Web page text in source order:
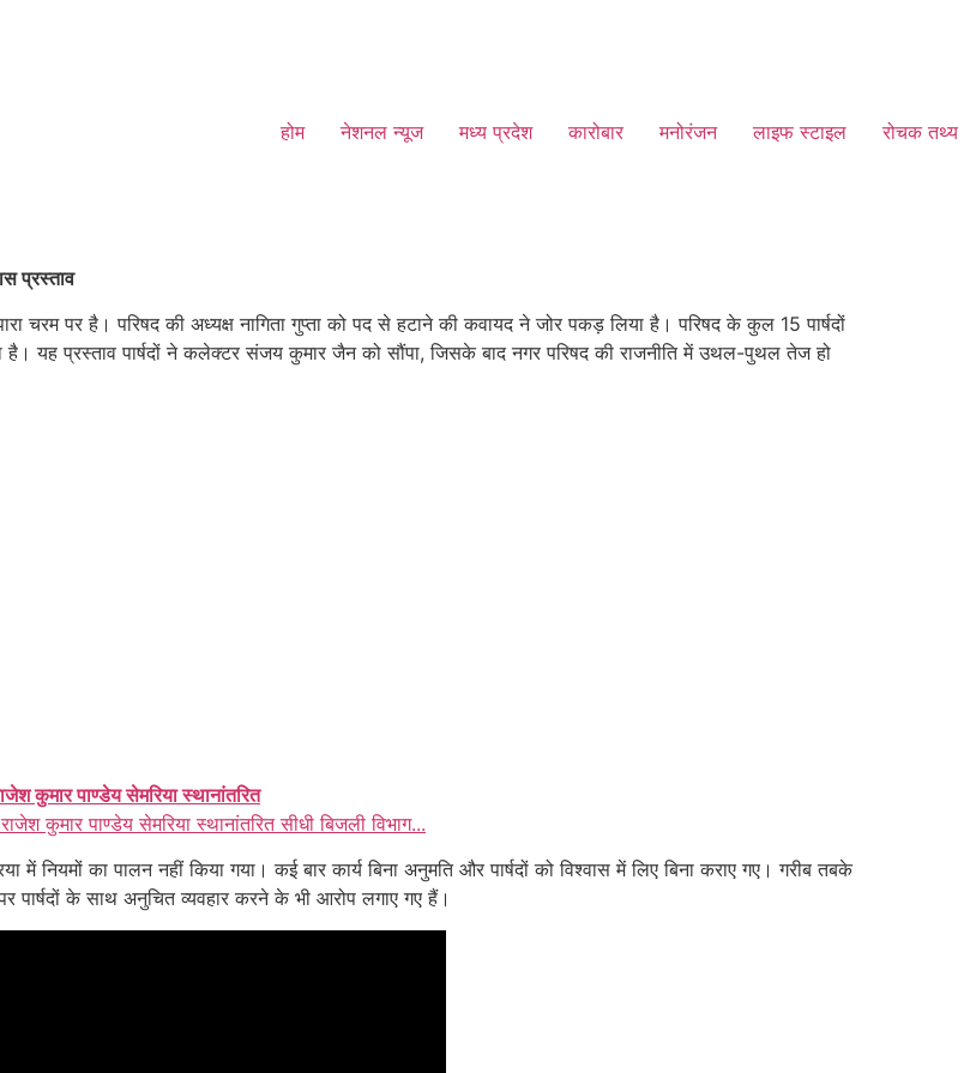
होम नेशनल न्यूज मध्य प्रदेश कारोबार मनोरंजन लाइफ स्टाइल रोचक तथ्य
प्रस्ताव
चरम पर है। परिषद की अध्यक्ष नागिता गुप्ता को पद से हटाने की कवायद ने जोर पकड़ लिया है। परिषद के कुल 15 पार्षदों
यह प्रस्ताव पार्षदों ने कलेक्टर संजय कुमार जैन को सौंपा, जिसके बाद नगर परिषद की राजनीति में उथल-पुथल तेज हो
कुमार पाण्डेय सेमरिया स्थानांतरित
कुमार पाण्डेय सेमरिया स्थानांतरित सीधी बिजली विभाग...
में नियमों का पालन नहीं किया गया। कई बार कार्य बिना अनुमति और पार्षदों को विश्वास में लिए बिना कराए गए। गरीब तबके
पार्षदों के साथ अनुचित व्यवहार करने के भी आरोप लगाए गए हैं।